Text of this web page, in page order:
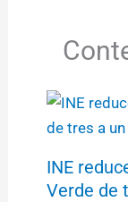
INE
Verde de